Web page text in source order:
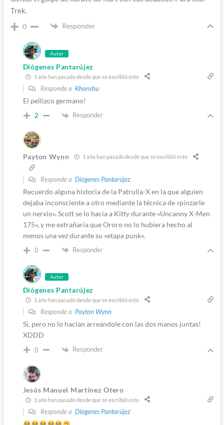
Trek.
0 Responder
Autor
Diógenes Pantarújez
1 año han pasado desde que se escribió esto
Responde a Khonshu
El pellizco germano!
2 Responder
Payton Wynn 1 año han pasado desde que se escribió esto
Responde a Diógenes Pantarújez
Recuerdo alguna historia de la Patrulla-X en la que alguien
dejaba inconsciente a otro mediante la técnica de «pinzarle
un nervio». Scott se lo hacía a Kitty durante «Uncanny X-Men
175», y me extrañaría que Ororo no lo hubiera hecho al
menos una vez durante su «etapa punk».
0 Responder
Autor
Diógenes Pantarújez
1 año han pasado desde que se escribió esto
Responde a Payton Wynn
Sí, pero no lo hacían arreándole con las dos manos juntas!
XDDD
0 Responder
Jesús Manuel Martínez Otero
1 año han pasado desde que se escribió esto
Responde a Diógenes Pantarújez